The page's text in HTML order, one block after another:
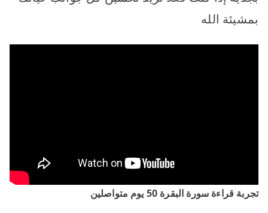
بمشيئة الله
تجربة قراءة سورة البقرة 50 يوم متواصلين